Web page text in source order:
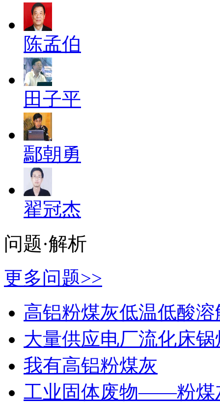
陈孟伯
田子平
鄢朝勇
翟冠杰
问题·解析
更多问题>>
高铝粉煤灰低温低酸
大量供应电厂流化床
我有高铝粉煤灰
工业固体废物——粉煤